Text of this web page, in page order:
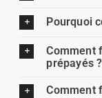
Pourquoi
Comment
prépayés ?
Comment